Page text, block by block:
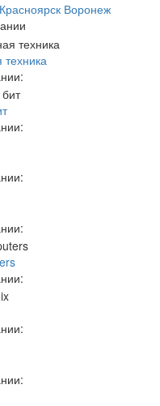
Красноярск Воронеж